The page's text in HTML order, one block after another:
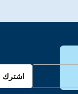
اشترك